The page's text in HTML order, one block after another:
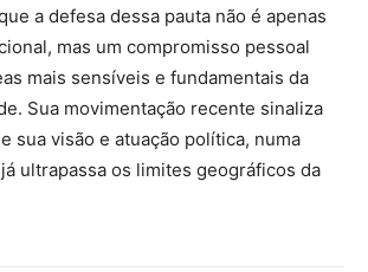
a defesa dessa pauta não é apenas
mas um compromisso pessoal
mais sensíveis e fundamentais da
Sua movimentação recente sinaliza
sua visão e atuação política, numa
ultrapassa os limites geográficos da